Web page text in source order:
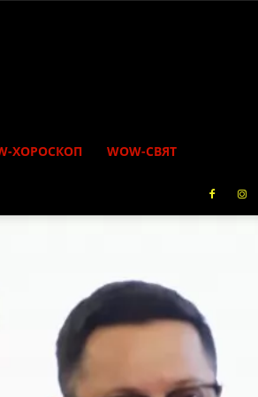
ХОРОСКОП WOW-СВЯТ